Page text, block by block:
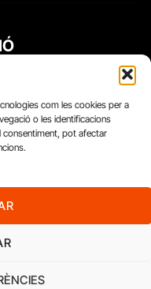
com les cookies per a
o les identificacions
consentiment, pot afectar